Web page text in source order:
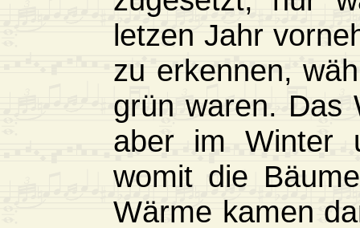
letzen Jahr
zu erkennen,
grün waren. Das
aber im Winter
womit die
Wärme kamen